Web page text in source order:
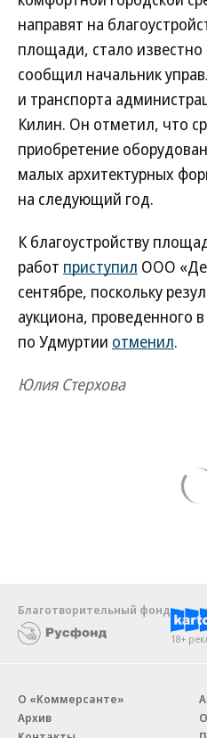
направят на
площади, стало известно
сообщил начальник
и транспорта
Килин. Он отметил, что
приобретение
малых архитектурных
на следующий год.
К благоустройству
работ приступил ООО
сентябре, поскольку
аукциона, проведенного
по Удмуртии отменил.
Юлия Стерхова
Благотворительный фонд
18+
О «Коммерсанте»
Архив